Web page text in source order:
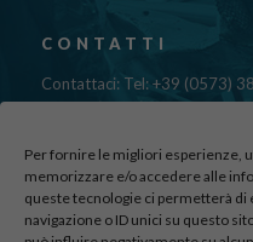
Per fornire le migliori esperienze,
memorizzare e/o accedere alle
queste tecnologie ci permetterà
navigazione o ID unici su questo
CONTATTI
Contattaci: Tel: +39 (0573)
Fax: 39 (0573) 985420
Via di Canapale, 10
51100 PISTOIA